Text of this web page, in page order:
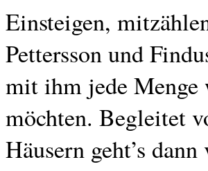
Einsteigen,
Pettersson und
mit ihm jede Menge
möchten. Begleitet
Häusern geht’s